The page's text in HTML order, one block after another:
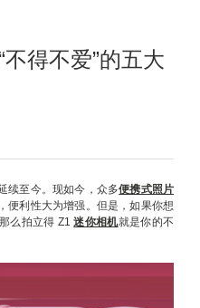
得不爱”的五大
续至今。现如今，众多便携式照片
便利性大为增强。但是，如果你想
么拍立得 Z1迷你相机就是你的不